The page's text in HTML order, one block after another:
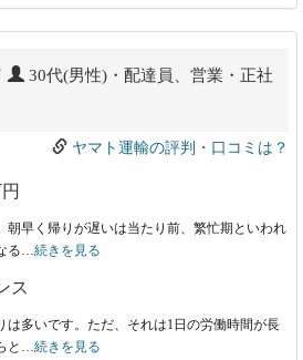
30代(男性)・配達員、営業・正社
ヤマト運輸の評判・口コミは？
朝早く帰りが遅いは当たり前、繁忙期といわれ
る… 続きを見る
ス
は多いです。ただ、それは1日の労働時間が長
と… 続きを見る